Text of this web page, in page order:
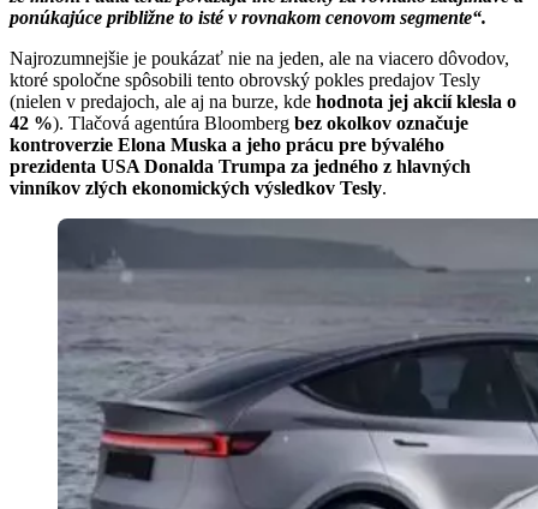
ponúkajúce približne to isté v rovnakom cenovom segmente“.
Najrozumnejšie je poukázať nie na jeden, ale na viacero dôvodov,
ktoré spoločne spôsobili tento obrovský pokles predajov Tesly
(nielen v predajoch, ale aj na burze, kde hodnota jej akcií klesla o
42 %). Tlačová agentúra Bloomberg bez okolkov označuje
kontroverzie Elona Muska a jeho prácu pre bývalého
prezidenta USA Donalda Trumpa za jedného z hlavných
vinníkov zlých ekonomických výsledkov Tesly.